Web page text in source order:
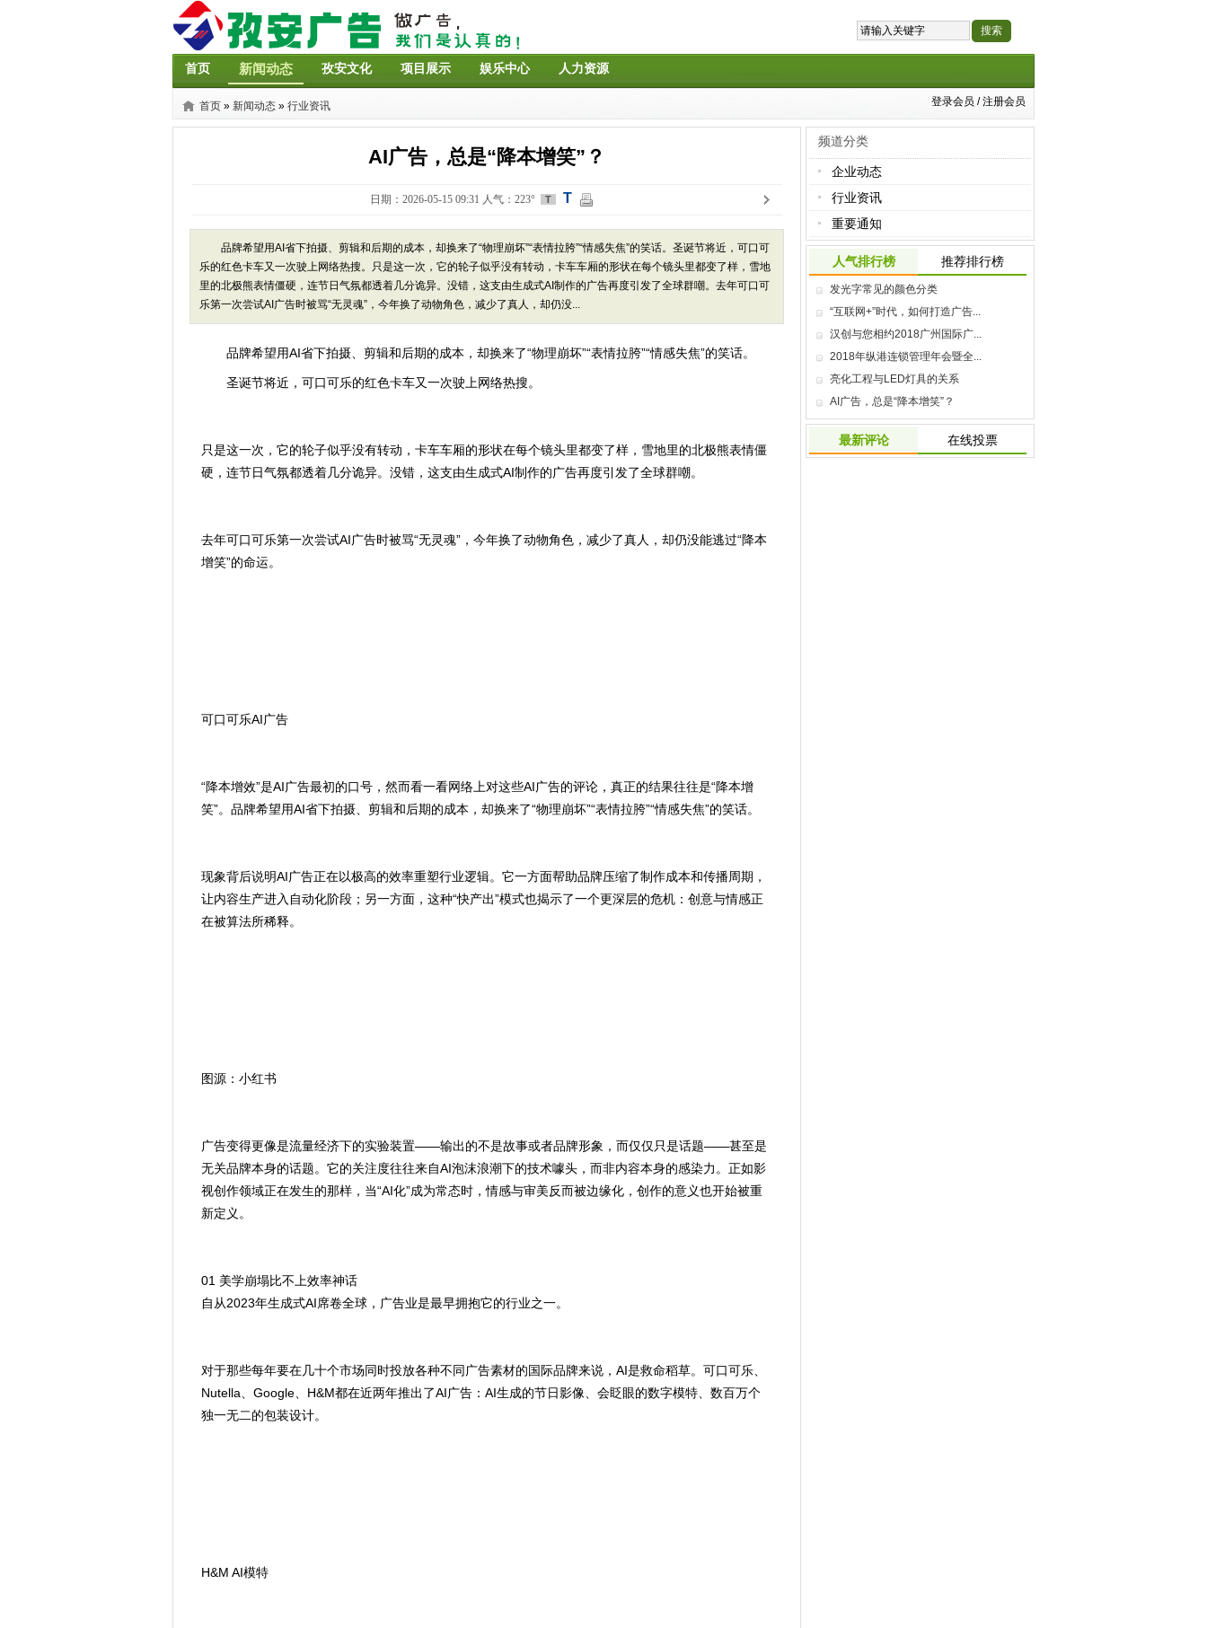
首页 新闻动态 孜安文化 项目展示 娱乐中心 人力资源
首页 » 新闻动态 » 行业资讯 登录会员 / 注册会员
AI广告，总是“降本增笑”？
日期：2026-05-15 09:31 人气：223° T T
品牌希望用AI省下拍摄、剪辑和后期的成本，却换来了“物理崩坏”“表情拉胯”“情感失焦”的笑话。圣诞节将近，可口可
乐的红色卡车又一次驶上网络热搜。只是这一次，它的轮子似乎没有转动，卡车车厢的形状在每个镜头里都变了样，雪地
里的北极熊表情僵硬，连节日气氛都透着几分诡异。没错，这支由生成式AI制作的广告再度引发了全球群嘲。去年可口可
乐第一次尝试AI广告时被骂“无灵魂”，今年换了动物角色，减少了真人，却仍没...
品牌希望用AI省下拍摄、剪辑和后期的成本，却换来了“物理崩坏”“表情拉胯”“情感失焦”的笑话。
圣诞节将近，可口可乐的红色卡车又一次驶上网络热搜。
只是这一次，它的轮子似乎没有转动，卡车车厢的形状在每个镜头里都变了样，雪地里的北极熊表情僵
硬，连节日气氛都透着几分诡异。没错，这支由生成式AI制作的广告再度引发了全球群嘲。
去年可口可乐第一次尝试AI广告时被骂“无灵魂”，今年换了动物角色，减少了真人，却仍没能逃过“降本
增笑”的命运。
可口可乐AI广告
“降本增效”是AI广告最初的口号，然而看一看网络上对这些AI广告的评论，真正的结果往往是“降本增
笑”。品牌希望用AI省下拍摄、剪辑和后期的成本，却换来了“物理崩坏”“表情拉胯”“情感失焦”的笑话。
现象背后说明AI广告正在以极高的效率重塑行业逻辑。它一方面帮助品牌压缩了制作成本和传播周期，
让内容生产进入自动化阶段；另一方面，这种“快产出”模式也揭示了一个更深层的危机：创意与情感正
在被算法所稀释。
图源：小红书
广告变得更像是流量经济下的实验装置——输出的不是故事或者品牌形象，而仅仅只是话题——甚至是
无关品牌本身的话题。它的关注度往往来自AI泡沫浪潮下的技术噱头，而非内容本身的感染力。正如影
视创作领域正在发生的那样，当“AI化”成为常态时，情感与审美反而被边缘化，创作的意义也开始被重
新定义。
01 美学崩塌比不上效率神话
自从2023年生成式AI席卷全球，广告业是最早拥抱它的行业之一。
对于那些每年要在几十个市场同时投放各种不同广告素材的国际品牌来说，AI是救命稻草。可口可乐、
Nutella、Google、H&M都在近两年推出了AI广告：AI生成的节日影像、会眨眼的数字模特、数百万个
独一无二的包装设计。
H&M AI模特
频道分类
企业动态
行业资讯
重要通知
人气排行榜 推荐排行榜
发光字常见的颜色分类
“互联网+”时代，如何打造广告...
汉创与您相约2018广州国际广...
2018年纵港连锁管理年会暨全...
亮化工程与LED灯具的关系
AI广告，总是“降本增笑”？
最新评论 在线投票